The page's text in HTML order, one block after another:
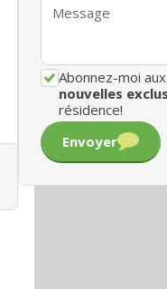
Abonnez-moi aux
nouvelles
résidence!
Envoyer